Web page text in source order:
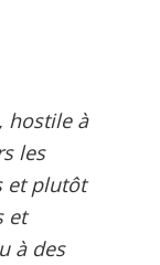
hostile à
les
et plutôt
et
à des